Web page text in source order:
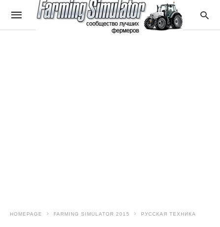
HOMEPAGE FARMING SIMULATOR 2015 РУССКАЯ ТЕХНИКА